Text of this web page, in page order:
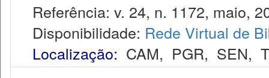
Referência: v. 24, n. 1172, maio,
Disponibilidade: Rede Virtual de
Localização: CAM, PGR, SEN,